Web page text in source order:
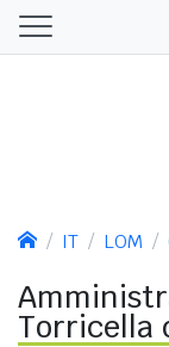
IT LOM
Torricella